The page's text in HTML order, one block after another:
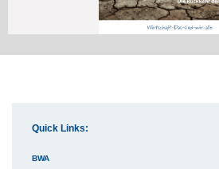
Quick Links:
BWA